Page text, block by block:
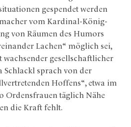
gespendet werden
vom Kardinal-König-
von Räumen des Humors
Lachen“ möglich sei,
wachsender gesellschaftlicher
Schlackl sprach von der
Hoffens“, etwa im
Ordensfrauen täglich Nähe
die Kraft fehlt.